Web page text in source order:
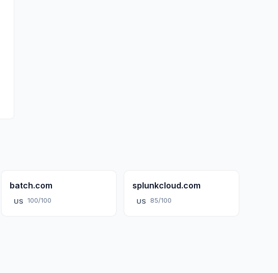
batch.com
US 100/100
splunkcloud.com
US 85/100